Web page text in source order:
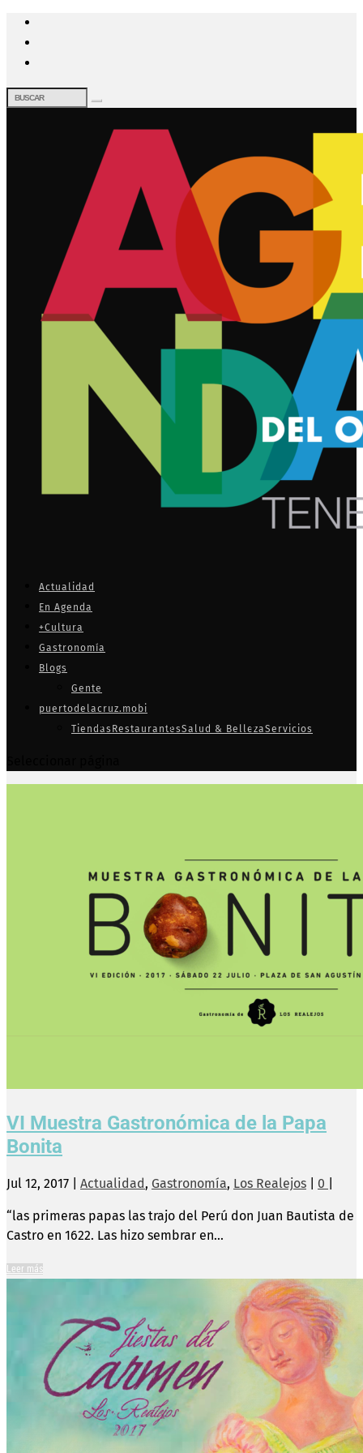
Actualidad
En Agenda
+Cultura
Gastronomía
Blogs
Gente
puertodelacruz.mobi
Tiendas RestaurantesSalud & BellezaServicios
VI Muestra Gastronómica de la Papa
Bonita
Jul 12, 2017 Actualidad, Gastronomía, Los Realejos 0
“las primeras papas las trajo del Perú don Juan Bautista de
Castro en 1622. Las hizo sembrar en...
Leer más